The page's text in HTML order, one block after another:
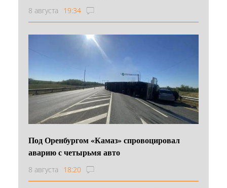
8 августа 19:34
Под Оренбургом «Камаз» спровоцировал
аварию с четырьмя авто
8 августа 18:20